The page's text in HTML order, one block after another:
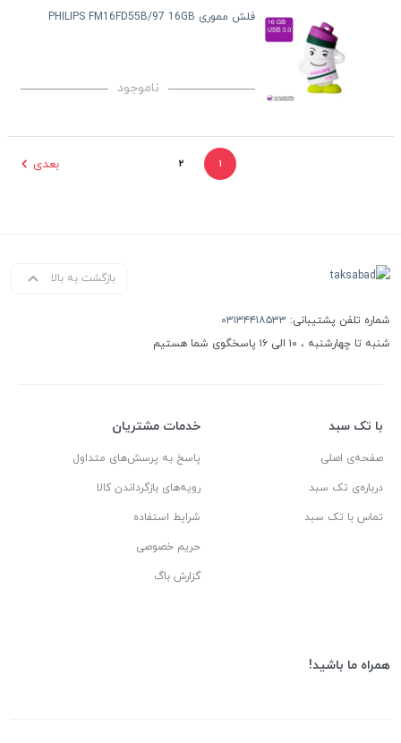
فلش مموری PHILIPS FM16FD55B/97 16GB
ناموجود
۱ ۲ بعدی
بازگشت به بالا
شماره تلفن پشتیبانی: ۰۳۱۳۴۴۱۸۵۳۳
شنبه تا چهارشنبه ، ۱۰ الی ۱۶ پاسخگوی شما هستیم
با تک سبد
صفحه‌ی اصلی
درباره‌ی تک سبد
تماس با تک سبد
خدمات مشتریان
پاسخ به پرسش‌های متداول
رویه‌های بازگرداندن کالا
شرایط استفاده
حریم خصوصی
گزارش باگ
همراه ما باشید!